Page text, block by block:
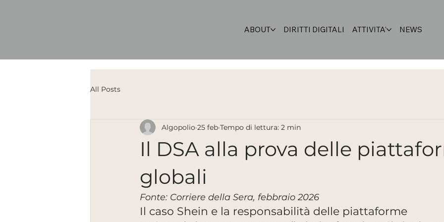
ABOUT DIRITTI DIGITALI ATTIVITA' NEWS
All Posts
Il DSA alla prova delle
globali
Algopolio 25 feb Tempo di lettura: 2 min
Fonte: Corriere della Sera, febbraio 2026
Il caso Shein e la responsabilità delle piattaforme